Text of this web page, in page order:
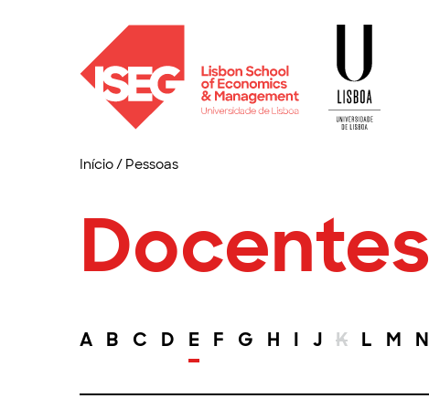
Início/ Pessoas
Docentes
A B C D E F G H I J K L M N